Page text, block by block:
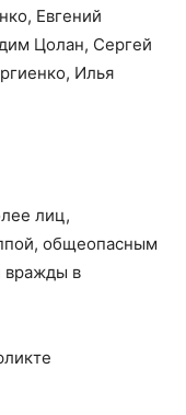
Евгений
Цолан, Сергей
Илья
лиц,
общеопасным
вражды в